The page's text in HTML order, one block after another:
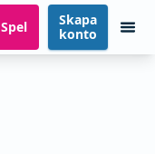
Spel
Skapa
konto